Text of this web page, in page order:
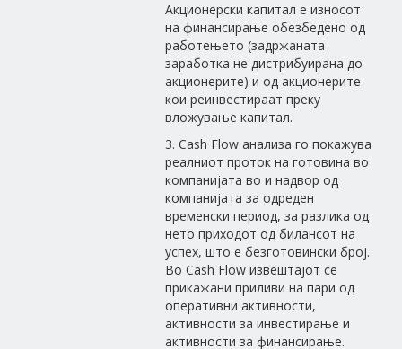
Aкционерски капитал е износот
на финансирање обезбедено од
работењето (задржаната
заработка не дистрибуирана до
акционерите) и од акционерите
кои реинвестираат преку
вложување капитал.
3. Cash Flow анализа го покажува
реалниот проток на готовина во
компанијата во и надвор од
компанијата за одреден
временски период, за разлика од
нето приходот од билансот на
успех, што е безготовински број.
Во Cash Flow извештајот се
прикажани приливи на пари од
оперативни активности,
активности за инвестирање и
активности за финансирање.